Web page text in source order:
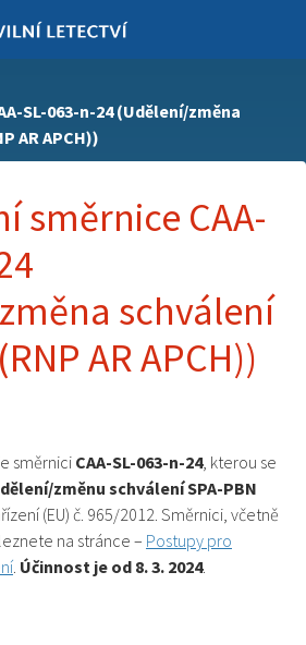
SL-063-n-24 (Udělení/změna
AR APCH))
směrnice CAA-
schválení
AR APCH))
směrnici CAA-SL-063-n-24, kterou se
změnu schválení SPA-PBN
(EU) č. 965/2012. Směrnici, včetně
na stránce – Postupy pro
. Účinnost je od 8. 3. 2024.